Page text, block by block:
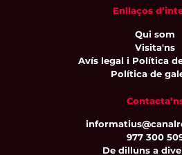
Enllaços
Qui som
Visita'ns
Avís legal i Política
Política de
977 300
De dilluns a